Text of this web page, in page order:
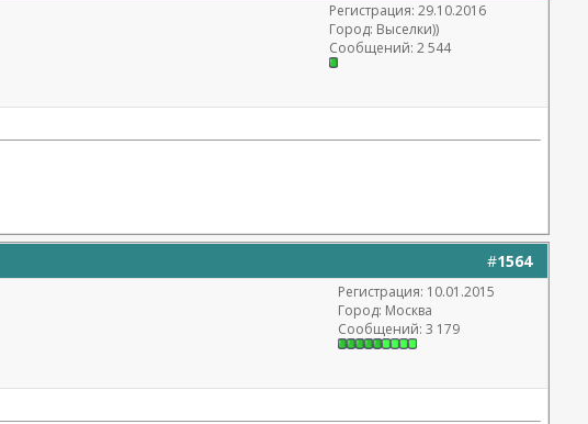
Регистрация: 29.10.2016
Город: Выселки))
Сообщений: 2 544
#1564
Регистрация: 10.01.2015
Город: Москва
Сообщений: 3 179